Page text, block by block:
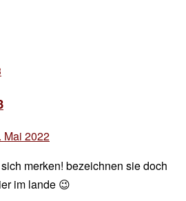
Mai 2022
chef
merken! bezeichnen sie doch
im lande 😉